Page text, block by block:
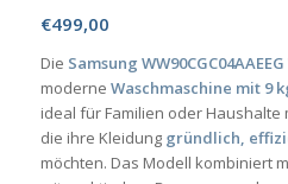
€499,00
Die Samsung
moderne Waschmaschine mit 9
ideal für Familien oder Haushalte
die ihre Kleidung gründlich,
möchten. Das Modell kombiniert